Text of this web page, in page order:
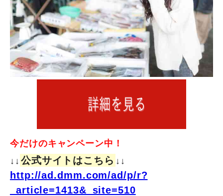
今だけのキャンペーン中！
↓↓ 公式サイトはこちら ↓↓
http://ad.dmm.com/ad/p/r?
_article=1413&_site=510